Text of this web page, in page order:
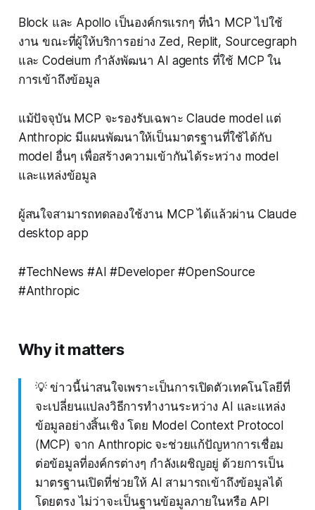
Block และ Apollo เป็นองค์กรแรกๆ ที่นำ MCP ไปใช้
งาน ขณะที่ผู้ให้บริการอย่าง Zed, Replit, Sourcegraph
และ Codeium กำลังพัฒนา AI agents ที่ใช้ MCP ใน
การเข้าถึงข้อมูล
แม้ปัจจุบัน MCP จะรองรับเฉพาะ Claude model แต่
Anthropic มีแผนพัฒนาให้เป็นมาตรฐานที่ใช้ได้กับ
model อื่นๆ เพื่อสร้างความเข้ากันได้ระหว่าง model
และแหล่งข้อมูล
ผู้สนใจสามารถทดลองใช้งาน MCP ได้แล้วผ่าน Claude
desktop app
#TechNews #AI #Developer #OpenSource
#Anthropic
Why it matters
💡 ข่าวนี้น่าสนใจเพราะเป็นการเปิดตัวเทคโนโลยีที่
จะเปลี่ยนแปลงวิธีการทำงานระหว่าง AI และแหล่ง
ข้อมูลอย่างสิ้นเชิง โดย Model Context Protocol
(MCP) จาก Anthropic จะช่วยแก้ปัญหาการเชื่อม
ต่อข้อมูลที่องค์กรต่างๆ กำลังเผชิญอยู่ ด้วยการเป็น
มาตรฐานเปิดที่ช่วยให้ AI สามารถเข้าถึงข้อมูลได้
โดยตรง ไม่ว่าจะเป็นฐานข้อมูลภายในหรือ API